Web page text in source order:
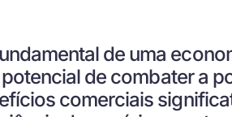
de uma
de combater a
comerciais